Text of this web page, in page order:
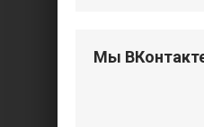
Мы